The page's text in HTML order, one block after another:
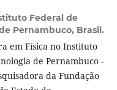
Federal de
Pernambuco, Brasil.
em Física no Instituto
de Pernambuco -
da Fundação